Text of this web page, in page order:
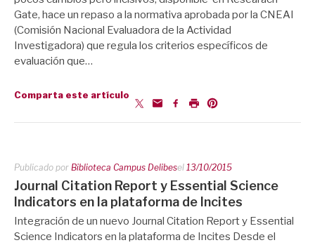
Gate, hace un repaso a la normativa aprobada por la CNEAI
(Comisión Nacional Evaluadora de la Actividad
Investigadora) que regula los criterios específicos de
evaluación que…
Comparta este artículo
Publicado por Biblioteca Campus Delibesel 13/10/2015
Journal Citation Report y Essential Science
Indicators en la plataforma de Incites
Integración de un nuevo Journal Citation Report y Essential
Science Indicators en la plataforma de Incites Desde el